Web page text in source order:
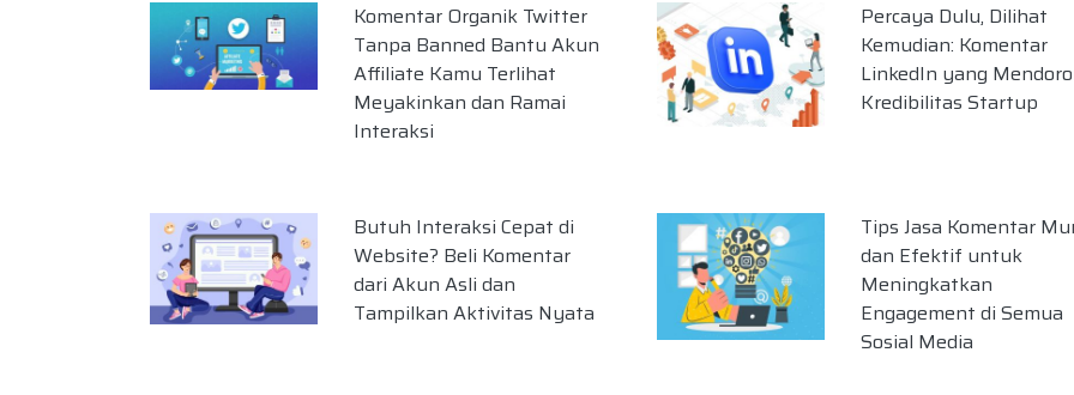
Komentar Organik Twitter
Tanpa Banned Bantu Akun
Affiliate Kamu Terlihat
Meyakinkan dan Ramai
Interaksi
Percaya Dulu, Dilihat
Kemudian: Komentar
LinkedIn yang
Kredibilitas Startup
Butuh Interaksi Cepat di
Website? Beli Komentar
dari Akun Asli dan
Tampilkan Aktivitas Nyata
Tips Jasa Komentar
dan Efektif untuk
Meningkatkan
Engagement di Semua
Sosial Media